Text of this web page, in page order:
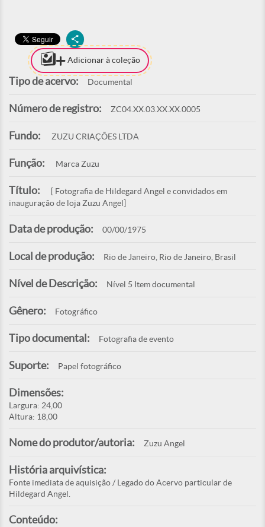
Adicionar à coleção
Tipo de acervo: Documental
Número de registro: ZC04.XX.03.XX.XX.0005
Fundo: ZUZU CRIAÇÕES LTDA
Função: Marca Zuzu
Título:
[ Fotografia de Hildegard Angel e convidados em
inauguração de loja Zuzu Angel]
Data de produção: 00/00/1975
Local de produção: Rio de Janeiro, Rio de Janeiro, Brasil
Nível de Descrição: Nível 5 Item documental
Gênero: Fotográfico
Tipo documental: Fotografia de evento
Suporte: Papel fotográfico
Dimensões:
Largura: 24,00
Altura: 18,00
Nome do produtor/autoria: Zuzu Angel
História arquivística:
Fonte imediata de aquisição / Legado do Acervo particular de
Hildegard Angel.
Conteúdo: